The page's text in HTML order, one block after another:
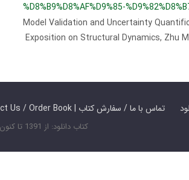
%D8%B9%D8%AF%D9%85-
Model Validation and Uncertainty
Exposition on Structural Dynamics, Zhu
Contact Us / Order Book | تماس با ما / سفارش کتاب
کتاب دانلود: از 1391 تا کنون - تمامی حقوق محفوظ است